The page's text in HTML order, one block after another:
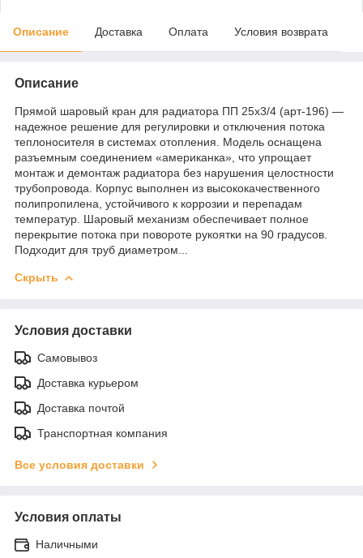
Описание Доставка Оплата Условия возврата
Описание
Прямой шаровый кран для радиатора ПП 25х3/4 (арт-196) —
надежное решение для регулировки и отключения потока
теплоносителя в системах отопления. Модель оснащена
разъемным соединением «американка», что упрощает
монтаж и демонтаж радиатора без нарушения целостности
трубопровода. Корпус выполнен из высококачественного
полипропилена, устойчивого к коррозии и перепадам
температур. Шаровый механизм обеспечивает полное
перекрытие потока при повороте рукоятки на 90 градусов.
Подходит для труб диаметром...
Скрыть
Условия доставки
Самовывоз
Доставка курьером
Доставка почтой
Транспортная компания
Все условия доставки
Условия оплаты
Наличными